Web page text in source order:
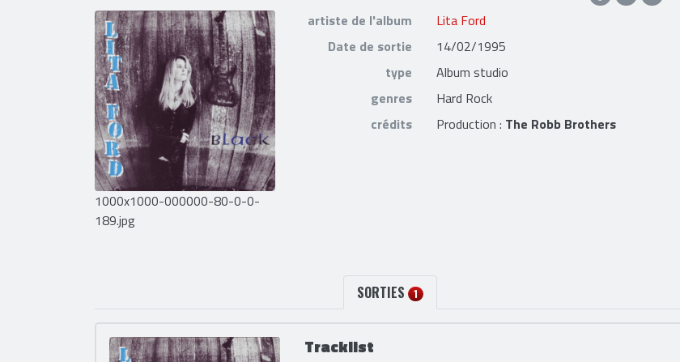
1000x1000-000000-80-0-0-
189.jpg
artiste de l'album
Lita Ford
Date de sortie
14/02/1995
type
Album studio
genres
Hard Rock
crédits
Production : The Robb Brothers
SORTIES 1
Tracklist